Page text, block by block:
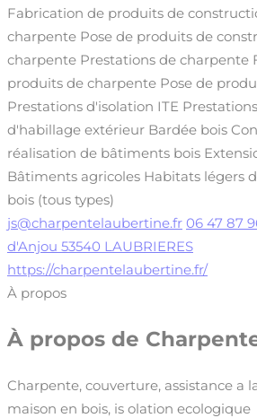
Fabrication de produits de
charpente Pose de produits de
charpente Prestations de charpente
produits de charpente Pose de
Prestations d'isolation ITE
d'habillage extérieur Bardée bois
réalisation de bâtiments bois
Bâtiments agricoles Habitats légers
bois (tous types)
js@charpentelaubertine.fr 06 47 87
d'Anjou 53540 LAUBRIERES
https://charpentelaubertine.fr/
À propos
À propos de
Charpente, couverture, assistance a
maison en bois, is olation ecologique